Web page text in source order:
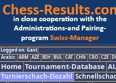
Logged on: Gast
Arabic ARM AZE BIH BUL CAT CHN CRO CZE
Home Tournament-Database
Turnierschach-Elozahl